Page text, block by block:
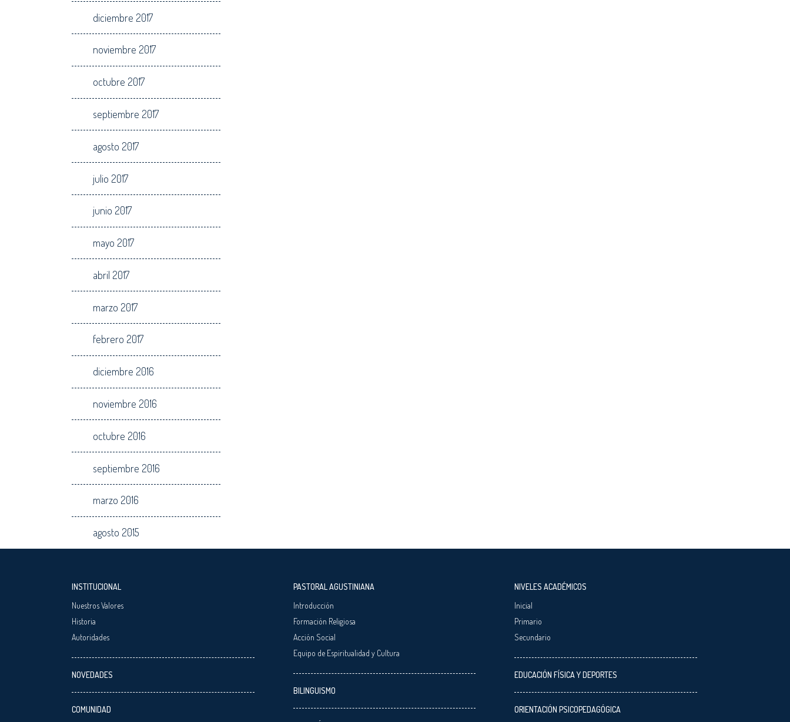
diciembre 2017
noviembre 2017
octubre 2017
septiembre 2017
agosto 2017
julio 2017
junio 2017
mayo 2017
abril 2017
marzo 2017
febrero 2017
diciembre 2016
noviembre 2016
octubre 2016
septiembre 2016
marzo 2016
agosto 2015
INSTITUCIONAL
Nuestros Valores
Historia
Autoridades
NOVEDADES
COMUNIDAD
PASTORAL AGUSTINIANA
Introducción
Formación Religiosa
Acción Social
Equipo de Espiritualidad y Cultura
BILINGUISMO
NIVELES ACADÉMICOS
Inicial
Primario
Secundario
EDUCACIÓN FÍSICA Y DEPORTES
ORIENTACIÓN PSICOPEDAGÓGICA